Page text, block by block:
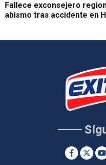
Fallece exconsejero
abismo tras accidente en